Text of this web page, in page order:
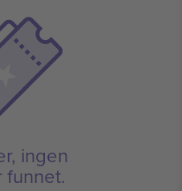
ingen
funnet.